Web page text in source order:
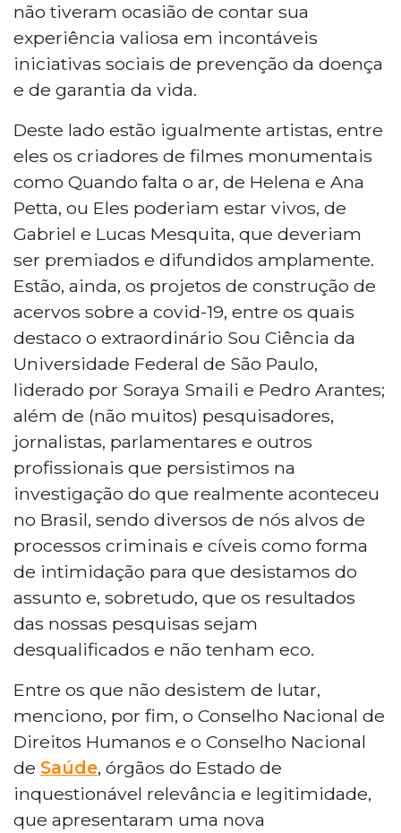
não tiveram ocasião de contar sua
experiência valiosa em incontáveis
iniciativas sociais de prevenção da doença
e de garantia da vida.
Deste lado estão igualmente artistas, entre
eles os criadores de filmes monumentais
como Quando falta o ar, de Helena e Ana
Petta, ou Eles poderiam estar vivos, de
Gabriel e Lucas Mesquita, que deveriam
ser premiados e difundidos amplamente.
Estão, ainda, os projetos de construção de
acervos sobre a covid-19, entre os quais
destaco o extraordinário Sou Ciência da
Universidade Federal de São Paulo,
liderado por Soraya Smaili e Pedro Arantes;
além de (não muitos) pesquisadores,
jornalistas, parlamentares e outros
profissionais que persistimos na
investigação do que realmente aconteceu
no Brasil, sendo diversos de nós alvos de
processos criminais e cíveis como forma
de intimidação para que desistamos do
assunto e, sobretudo, que os resultados
das nossas pesquisas sejam
desqualificados e não tenham eco.
Entre os que não desistem de lutar,
menciono, por fim, o Conselho Nacional de
Direitos Humanos e o Conselho Nacional
de Saúde, órgãos do Estado de
inquestionável relevância e legitimidade,
que apresentaram uma nova